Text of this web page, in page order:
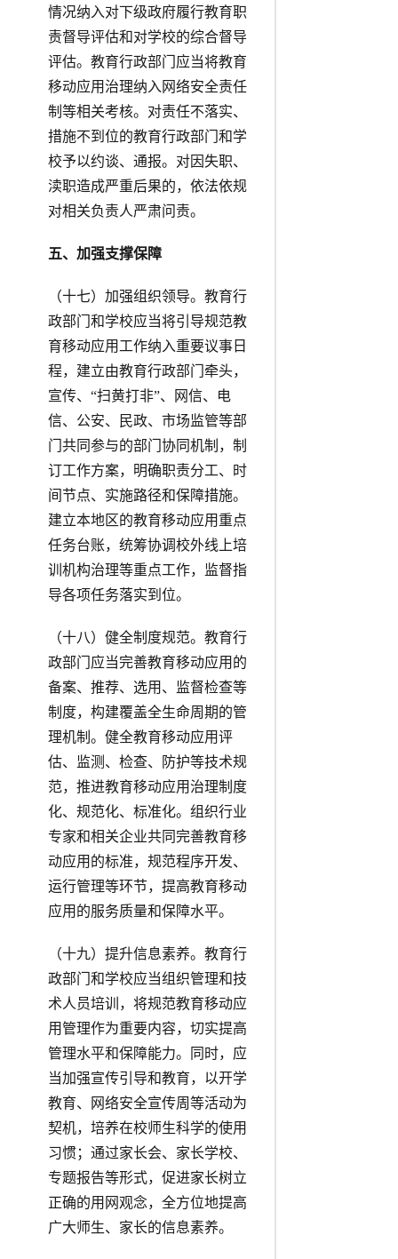
情况纳入对下级政府履行教育职
责督导评估和对学校的综合督导
评估。教育行政部门应当将教育
移动应用治理纳入网络安全责任
制等相关考核。对责任不落实、
措施不到位的教育行政部门和学
校予以约谈、通报。对因失职、
渎职造成严重后果的，依法依规
对相关负责人严肃问责。
五、加强支撑保障
（十七）加强组织领导。教育行
政部门和学校应当将引导规范教
育移动应用工作纳入重要议事日
程，建立由教育行政部门牵头，
宣传、“扫黄打非”、网信、电
信、公安、民政、市场监管等部
门共同参与的部门协同机制，制
订工作方案，明确职责分工、时
间节点、实施路径和保障措施。
建立本地区的教育移动应用重点
任务台账，统筹协调校外线上培
训机构治理等重点工作，监督指
导各项任务落实到位。
（十八）健全制度规范。教育行
政部门应当完善教育移动应用的
备案、推荐、选用、监督检查等
制度，构建覆盖全生命周期的管
理机制。健全教育移动应用评
估、监测、检查、防护等技术规
范，推进教育移动应用治理制度
化、规范化、标准化。组织行业
专家和相关企业共同完善教育移
动应用的标准，规范程序开发、
运行管理等环节，提高教育移动
应用的服务质量和保障水平。
（十九）提升信息素养。教育行
政部门和学校应当组织管理和技
术人员培训，将规范教育移动应
用管理作为重要内容，切实提高
管理水平和保障能力。同时，应
当加强宣传引导和教育，以开学
教育、网络安全宣传周等活动为
契机，培养在校师生科学的使用
习惯；通过家长会、家长学校、
专题报告等形式，促进家长树立
正确的用网观念，全方位地提高
广大师生、家长的信息素养。